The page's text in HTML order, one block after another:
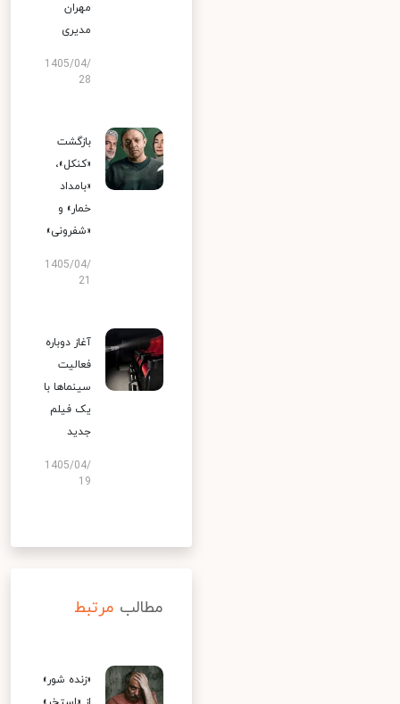
مهران
مدیری
1405/04/
28
بازگشت
«کنکل»،
«بامداد
خمار» و
«شفرونی»
1405/04/
آغاز دوباره
فعالیت
سینماها با
یک فیلم
جدید
1405/04/
19
مطالب مرتبط
«زنده شور»